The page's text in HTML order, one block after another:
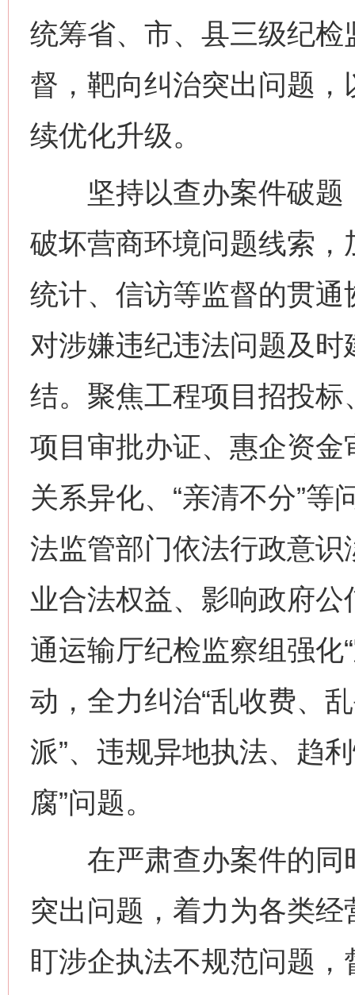
统筹省、市、县三级纪
督，靶向纠治突出问题
续优化升级。
坚持以查办案件破题
破坏营商环境问题线索
统计、信访等监督的贯
对涉嫌违纪违法问题及
结。聚焦工程项目招投
项目审批办证、惠企资
关系异化、“亲清不分”
法监管部门依法行政意
业合法权益、影响政府
通运输厅纪检监察组强化
动，全力纠治“乱收费、
派”、违规异地执法、趋
腐”问题。
在严肃查办案件的同
突出问题，着力为各类
盯涉企执法不规范问题